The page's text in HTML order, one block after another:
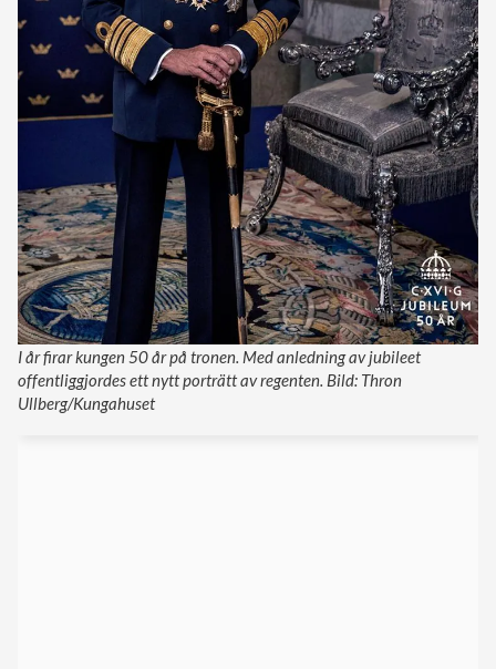
I år firar kungen 50 år på tronen. Med anledning av jubileet
offentliggjordes ett nytt porträtt av regenten. Bild: Thron
Ullberg/Kungahuset